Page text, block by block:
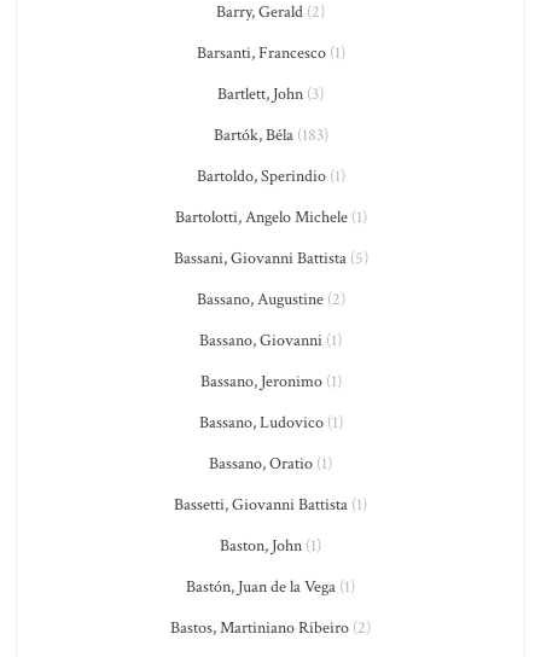
Barry, Gerald (2)
Barsanti, Francesco(1)
Bartlett, John (3)
Bartók, Béla(183)
Bartoldo, Sperindio(1)
Bartolotti, Angelo Michele(1)
Bassani, Giovanni Battista(5)
Bassano, Augustine(2)
Bassano, Giovanni (1)
Bassano, Jeronimo(1)
Bassano, Ludovico(1)
Bassano, Oratio (1)
Bassetti, Giovanni Battista (1)
Baston, John (1)
Bastón, Juan de la Vega (1)
Bastos, Martiniano Ribeiro (2)